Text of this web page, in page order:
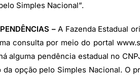
Simples Nacional”.
–A Fazenda Estadual
consulta por meio do portal
alguma pendência estadual no
opção pelo Simples Nacional. O